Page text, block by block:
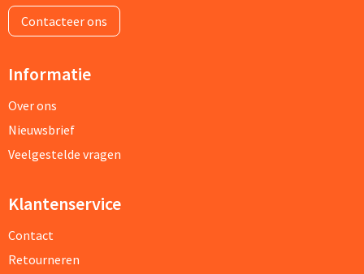
Contacteer ons
Informatie
Over ons
Nieuwsbrief
Veelgestelde vragen
Klantenservice
Contact
Retourneren